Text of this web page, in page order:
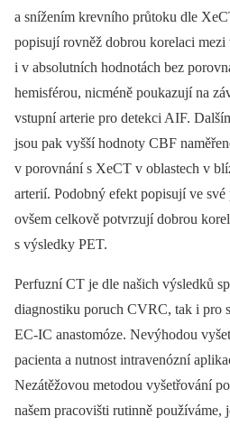
a snížením krevního průtoku dle
popisují rovněž dobrou korelaci
i v absolutních hodnotách bez
hemisférou, nicméně poukazují na
vstupní arterie pro detekci AIF.
jsou pak vyšší hodnoty CBF
v porovnání s XeCT v oblastech v
arterií. Podobný efekt popisují ve
ovšem celkově potvrzují dobrou
s výsledky PET.
Perfuzní CT je dle našich výsledků
diagnostiku poruch CVRC, tak i pro
EC‑IC anastomóze. Nevýhodou
pacienta a nutnost intravenózní
Nezátěžovou metodou vyšetřování
našem pracovišti rutinně používáme,